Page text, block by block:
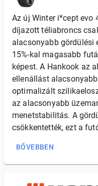
Az új Winter i*cept evo
díjazott téliabroncs
alacsonyabb gördülési
15%-kal magasabb
képest. A Hankook az
ellenállást
optimalizált
az alacsonyabb
menetstabilitás. A
csökkentették, ezt a
BŐVEBBEN